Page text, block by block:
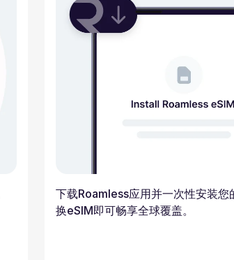
下载Roamless应用并一次性安装您
换eSIM即可畅享全球覆盖。